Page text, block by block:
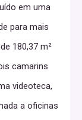
em uma
para mais
180,37 m²
camarins
videoteca,
a oficinas